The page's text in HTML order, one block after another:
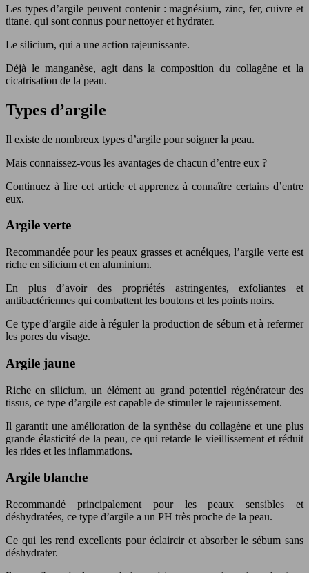
Les types d’argile peuvent contenir : magnésium, zinc, fer, cuivre et
titane. qui sont connus pour nettoyer et hydrater.
Le silicium, qui a une action rajeunissante.
Déjà le manganèse, agit dans la composition du collagène et la
cicatrisation de la peau.
Types d’argile
Il existe de nombreux types d’argile pour soigner la peau.
Mais connaissez-vous les avantages de chacun d’entre eux ?
Continuez à lire cet article et apprenez à connaître certains d’entre
eux.
Argile verte
Recommandée pour les peaux grasses et acnéiques, l’argile verte est
riche en silicium et en aluminium.
En plus d’avoir des propriétés astringentes, exfoliantes et
antibactériennes qui combattent les boutons et les points noirs.
Ce type d’argile aide à réguler la production de sébum et à refermer
les pores du visage.
Argile jaune
Riche en silicium, un élément au grand potentiel régénérateur des
tissus, ce type d’argile est capable de stimuler le rajeunissement.
Il garantit une amélioration de la synthèse du collagène et une plus
grande élasticité de la peau, ce qui retarde le vieillissement et réduit
les rides et les inflammations.
Argile blanche
Recommandé principalement pour les peaux sensibles et
déshydratées, ce type d’argile a un PH très proche de la peau.
Ce qui les rend excellents pour éclaircir et absorber le sébum sans
déshydrater.